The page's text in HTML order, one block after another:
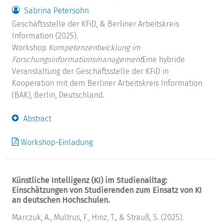
Sabrina Petersohn
Geschäftsstelle der KFiD, & Berliner Arbeitskreis
Information (2025).
Workshop Kompetenzentwicklung im
ForschungsinformationsmanagementEine hybride
Veranstaltung der Geschäftsstelle der KFiD in
Kooperation mit dem Berliner Arbeitskreis Information
(BAK), Berlin, Deutschland.
Abstract
Workshop-Einladung
Künstliche Intelligenz (KI) im Studienalltag:
Einschätzungen von Studierenden zum Einsatz von KI
an deutschen Hochschulen.
Marczuk, A., Multrus, F., Hinz, T., & Strauß, S. (2025).